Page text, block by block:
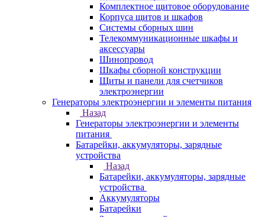
Комплектное щитовое оборудование
Корпуса щитов и шкафов
Системы сборных шин
Телекоммуникационные шкафы и
аксессуары
Шинопровод
Шкафы сборной конструкции
Щиты и панели для счетчиков
электроэнергии
Генераторы электроэнергии и элементы питания
Назад
Генераторы электроэнергии и элементы
питания
Батарейки, аккумуляторы, зарядные
устройства
Назад
Батарейки, аккумуляторы, зарядные
устройства
Аккумуляторы
Батарейки